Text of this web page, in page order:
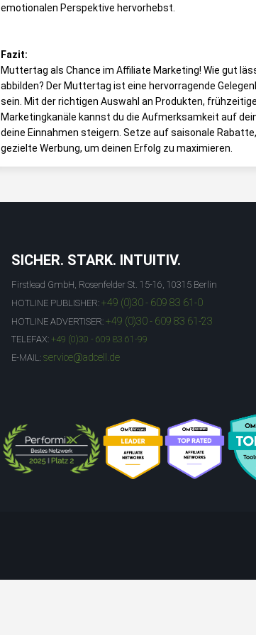
emotionalen Perspektive hervorhebst.
Fazit:
Muttertag als Chance im Affiliate Marketing! Wie gut
abbilden? Der Muttertag ist eine hervorragende
sein. Mit der richtigen Auswahl an Produkten,
Marketingkanäle kannst du die Aufmerksamkeit auf
deine Einnahmen steigern. Setze auf saisonale
gezielte Werbung, um deinen Erfolg zu maximieren.
SICHER. STARK. INTUITIV.
Firstlead GmbH, Rosenfelder St. 15-16, 10315 Berlin
HOTLINE PUBLISHER: +49 (0)30 - 609 83 61-0
HOTLINE ADVERTISER: +49 (0)30 - 609 83 61-23
TELEFAX: +49 (0)30 - 609 83 61-99
E-MAIL: service@adcell.de